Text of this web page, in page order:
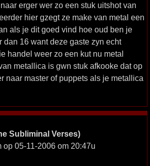
erger wer zo een stuk uitshot van
hier gzegt ze make van metal een
als je dit goed vind hoe oud ben je
dan 16 want deze gaste zyn echt
handel weer zo een kut nu metal
metallica is gwn stuk afkooke dat op
naar master of puppets als je metallica
Subliminal Verses)
05-11-2006 om 20:47u